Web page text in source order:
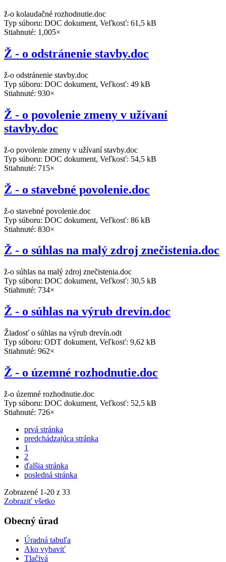
ž-o kolaudačné rozhodnutie.doc
Typ súboru: DOC dokument, Veľkosť: 61,5 kB
Stiahnuté: 1,005×
Ž - o odstránenie stavby.doc
ž-o odstránenie stavby.doc
Typ súboru: DOC dokument, Veľkosť: 49 kB
Stiahnuté: 930×
Ž - o povolenie zmeny v užívaní
stavby.doc
ž-o povolenie zmeny v užívaní stavby.doc
Typ súboru: DOC dokument, Veľkosť: 54,5 kB
Stiahnuté: 715×
Ž - o stavebné povolenie.doc
ž-o stavebné povolenie.doc
Typ súboru: DOC dokument, Veľkosť: 86 kB
Stiahnuté: 830×
Ž - o súhlas na malý zdroj znečistenia.doc
ž-o súhlas na malý zdroj znečistenia.doc
Typ súboru: DOC dokument, Veľkosť: 30,5 kB
Stiahnuté: 734×
Ž - o súhlas na výrub drevín.doc
Žiadosť o súhlas na výrub drevín.odt
Typ súboru: ODT dokument, Veľkosť: 9,62 kB
Stiahnuté: 962×
Ž - o územné rozhodnutie.doc
ž-o územné rozhodnutie.doc
Typ súboru: DOC dokument, Veľkosť: 52,5 kB
Stiahnuté: 726×
prvá stránka
predchádzajúca stránka
1
2
ďalšia stránka
posledná stránka
Zobrazené 1-20 z 33
Zobraziť všetko
Obecný úrad
Úradná tabuľa
Ako vybaviť
Tlačivá